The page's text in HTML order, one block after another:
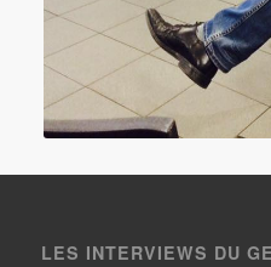
LES INTERVIEWS DU